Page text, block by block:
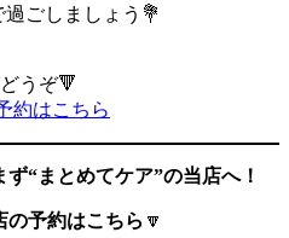
ごしましょう💐
うぞ🔻
約はこちら
“まとめてケア”の当店へ！
予約はこちら 🔽